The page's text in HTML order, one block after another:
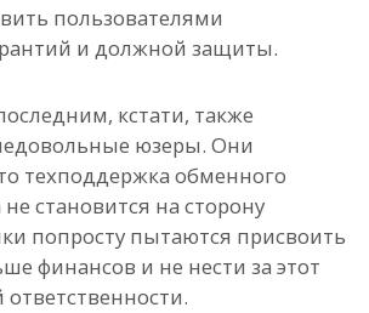
пользователями
и должной защиты.
кстати, также
юзеры. Они
техподдержка обменного
становится на сторону
попросту пытаются присвоить
финансов и не нести за этот